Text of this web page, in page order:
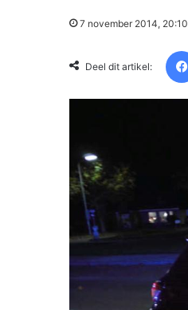
7 november 2014, 20:10
Deel dit artikel: